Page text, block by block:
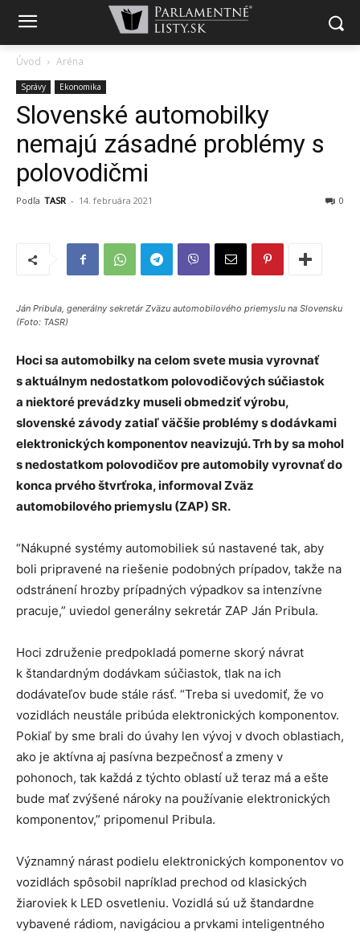
Úvod Aréna
Správy Ekonomika
Slovenské automobilky
nemajú zásadné problémy s
polovodičmi
Podľa TASR - 14. februára 2021 0
Ján Pribula, generálny sekretár Zväzu automobilového priemyslu na Slovensku
(Foto: TASR)
Hoci sa automobilky na celom svete musia vyrovnať
s aktuálnym nedostatkom polovodičových súčiastok
a niektoré prevádzky museli obmedziť výrobu,
slovenské závody zatiaľ väčšie problémy s dodávkami
elektronických komponentov neavizujú. Trh by sa mohol
s nedostatkom polovodičov pre automobily vyrovnať do
konca prvého štvrťroka, informoval Zväz
automobilového priemyslu (ZAP) SR.
“Nákupné systémy automobiliek sú nastavené tak, aby
boli pripravené na riešenie podobných prípadov, takže na
odstránení hrozby prípadných výpadkov sa intenzívne
pracuje,” uviedol generálny sekretár ZAP Ján Pribula.
Hoci združenie predpokladá pomerne skorý návrat
k štandardným dodávkam súčiastok, tlak na ich
dodávateľov bude stále rásť. “Treba si uvedomiť, že vo
vozidlách neustále pribúda elektronických komponentov.
Pokiaľ by sme brali do úvahy len vývoj v dvoch oblastiach,
ako je aktívna aj pasívna bezpečnosť a zmeny v
pohonoch, tak každá z týchto oblastí už teraz má a ešte
bude mať zvýšené nároky na používanie elektronických
komponentov,” pripomenul Pribula.
Významný nárast podielu elektronických komponentov vo
vozidlách spôsobil napríklad prechod od klasických
žiaroviek k LED osvetleniu. Vozidlá sú už štandardne
vybavené rádiom, navigáciou a prvkami inteligentného